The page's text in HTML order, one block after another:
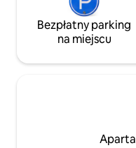
Bezpłatny parking
na miejscu